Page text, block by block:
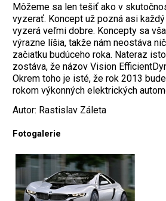
Môžeme sa len tešiť ako v
vyzerať. Koncept už pozná asi
vyzerá veľmi dobre. Koncepty sa
výrazne líšia, takže nám neostáva
začiatku budúceho roka. Nateraz
zostáva, že názov Vision
Okrem toho je isté, že rok 2013
rokom výkonných elektrických
Autor: Rastislav Záleta
Fotogalerie